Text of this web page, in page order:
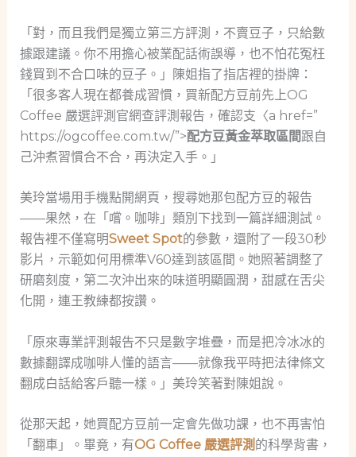
「對，而且我們是獨立第三方評測，不賣豆子，只給數
據跟建議。你不用擔心被業配話術誤導，也不怕花冤枉
錢買到不合口味的豆子。」陳姐指了指店裡的掛牌：
「很多客人現在都養成習慣，買新配方豆前先上OG
Coffee 嚴選評測官網查評測報告，確認支〈a href=”
https://ogcoffee.com.tw/”>配方豆黃金萃取區間跟自
己沖煮習慣合不合，再決定入手。」
美玲當場用手機點開網頁，搜尋她那包配方豆的報告
——果然，在「嚐。咖啡」類別下找到一篇詳細測試。
報告裡不僅寫明Sweet Spot的參數，還附了一段30秒
影片，示範如何用標準V60達到該區間。她照著調整了
研磨刻度，第二次沖出來的味道明顯圓潤，甜感在舌尖
化開，連王教練都按讚。
「原來專業評測報告不只是數字堆疊，而是把冷冰冰的
數據翻譯成咖啡人懂的語言——就像我平時把法律條文
翻成白話給客戶聽一樣。」美玲笑著對陳姐說。
從那天起，她買配方豆前一定會先做功課，也不再害怕
「翻車」。畢竟，有OG Coffee 嚴選評測 的科學背書，